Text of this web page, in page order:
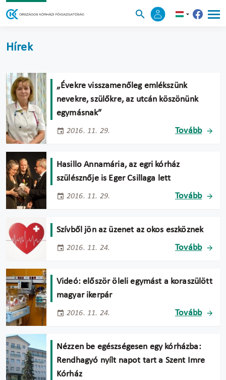
Hírek
„Évekre visszamenőleg emlékszünk
nevekre, szülőkre, az utcán köszönünk
egymásnak”
2016. 11. 29. Tovább
Hasillo Annamária, az egri kórház
szülésznője is Eger Csillaga lett
2016. 11. 29. Tovább
Szívből jön az üzenet az okos eszköznek
2016. 11. 24. Tovább
Videó: először öleli egymást a koraszülött
magyar ikerpár
2016. 11. 24. Tovább
Nézzen be egészségesen egy kórházba:
Rendhagyó nyílt napot tart a Szent Imre
Kórház